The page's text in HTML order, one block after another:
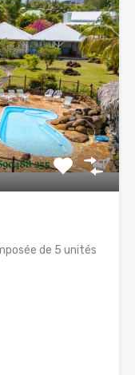
de 5 unités